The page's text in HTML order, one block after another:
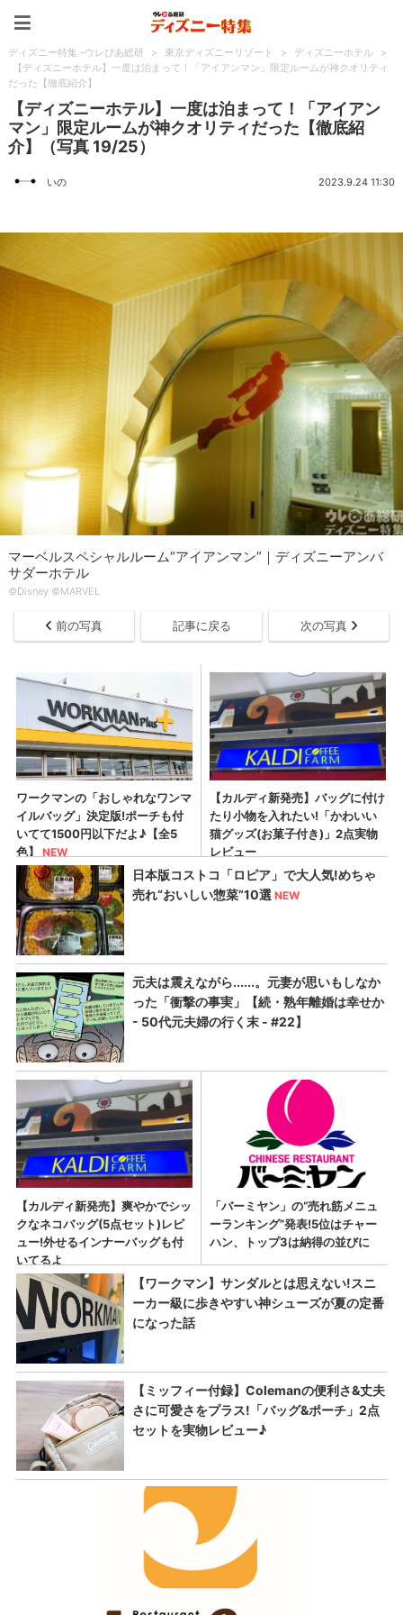
ディズニー特集 -ウレぴあ総研 > 東京ディズニーリゾート > ディズニーホテル
>
【ディズニーホテル】一度は泊まって！「アイアンマン」限定ルームが神クオリティ
だった【徹底紹介】
【ディズニーホテル】一度は泊まって！「アイアン
マン」限定ルームが神クオリティだった【徹底紹
介】（写真 19/25）
いの 2023.9.24 11:30
マーベルスペシャルルーム“アイアンマン”｜ディズニーアンバ
サダーホテル
©Disney ©MARVEL
前の写真 記事に戻る 次の写真